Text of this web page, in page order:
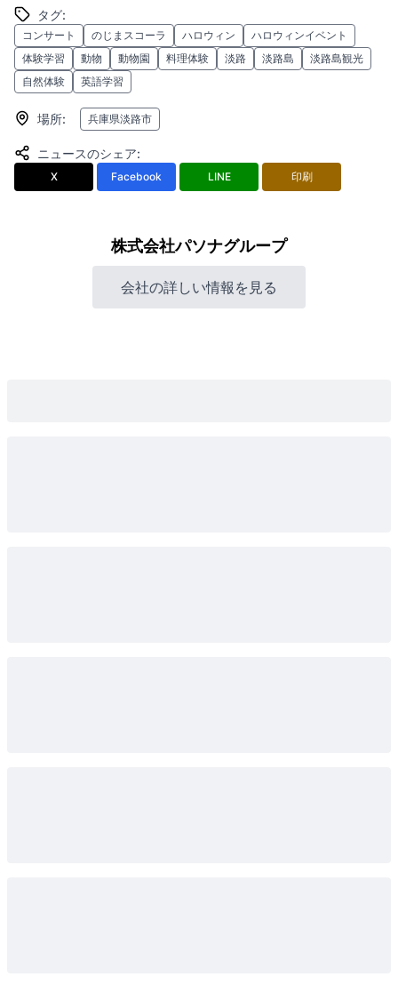
タグ:
コンサート のじまスコーラ ハロウィン
ハロウィンイベント
体験学習
動物 動物園 料理体験 淡路 淡路島
淡路島観光
自然体験
英語学習
場所: 兵庫県淡路市
ニュースのシェア:
X Facebook LINE 印刷
株式会社パソナグループ
会社の詳しい情報を見る